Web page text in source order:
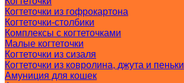
Когтеточки из гофрокартона
Когтеточки-столбики
Комплексы с когтеточками
Малые когтеточки
Когтеточки из сизаля
Когтеточки из ковролина, джута и пеньки
Амуниция для кошек